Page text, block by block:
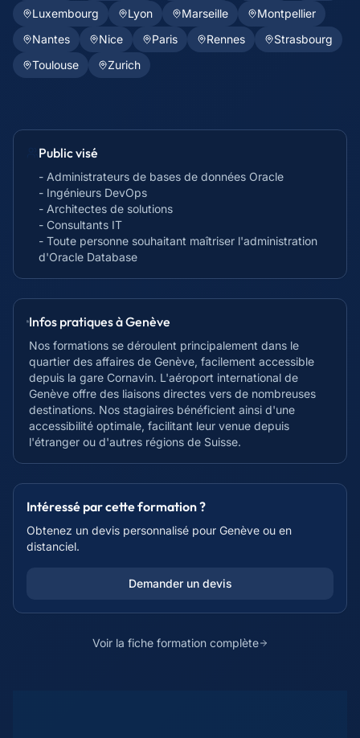
Luxembourg Lyon Marseille
Montpellier
Nantes
Nice Paris Rennes
Strasbourg
Toulouse
Zurich
Public visé
- Administrateurs de bases de données Oracle
- Ingénieurs DevOps
- Architectes de solutions
- Consultants IT
- Toute personne souhaitant maîtriser l'administration
d'Oracle Database
Infos pratiques àGenève
Nos formations se déroulent principalement dans le
quartier des affaires de Genève, facilement accessible
depuis la gare Cornavin. L'aéroport international de
Genève offre des liaisons directes vers de nombreuses
destinations. Nos stagiaires bénéficient ainsi d'une
accessibilité optimale, facilitant leur venue depuis
l'étranger ou d'autres régions de Suisse.
Intéressé par cette formation ?
Obtenez un devis personnalisé pour Genève ou en
distanciel.
Demander un devis
Voir la fiche formation complète